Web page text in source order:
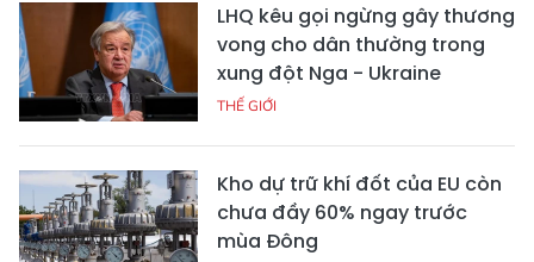
LHQ kêu gọi ngừng gây thương
vong cho dân thường trong
xung đột Nga - Ukraine
THẾ GIỚI
Kho dự trữ khí đốt của EU còn
chưa đầy 60% ngay trước
mùa Đông